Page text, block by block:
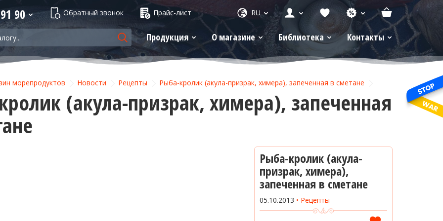
90 Обратный звонок Прайс-лист RU
Продукция О магазине Библиотека Контакты
морепродуктов Новости Рецепты Рыба-кролик (акула-призрак, химера), запеченная в сметане
(акула-призрак, химера), запеченная
Рыба-кролик (акула-
призрак, химера),
запеченная в сметане
05.10.2013 Рецепты